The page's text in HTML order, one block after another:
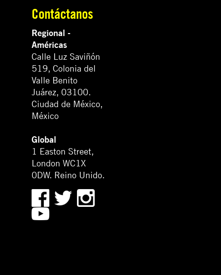
Contáctanos
Regional -
Américas
Calle Luz Saviñón
519, Colonia del
Valle Benito
Juárez, 03100.
Ciudad de México,
México
Global
1 Easton Street,
London WC1X
0DW. Reino Unido.